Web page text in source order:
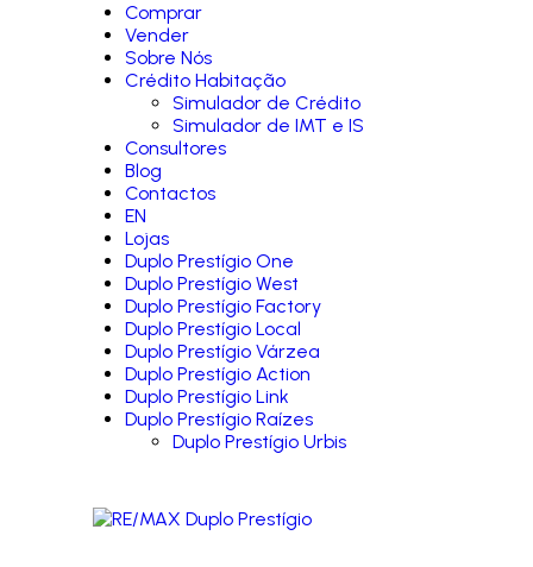
Comprar
Vender
Sobre Nós
Crédito Habitação
Simulador de Crédito
Simulador de IMT e IS
Consultores
Blog
Contactos
EN
Lojas
Duplo Prestígio One
Duplo Prestígio West
Duplo Prestígio Factory
Duplo Prestígio Local
Duplo Prestígio Várzea
Duplo Prestígio Action
Duplo Prestígio Link
Duplo Prestígio Raízes
Duplo Prestígio Urbis